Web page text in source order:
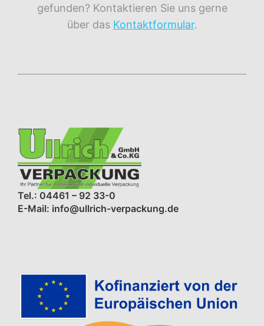
gefunden? Kontaktieren Sie uns gerne
über das Kontaktformular.
Tel.: 04461 – 92 33-0
E-Mail: info@ullrich-verpackung.de